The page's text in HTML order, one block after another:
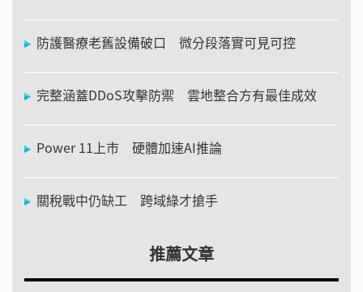
防護醫療老舊設備破口 微分段落實可見可控
完整涵蓋DDoS攻擊防禦 雲地整合方有最佳成效
Power 11上市 硬體加速AI推論
關稅戰中仍缺工 跨域綠才搶手
推薦文章